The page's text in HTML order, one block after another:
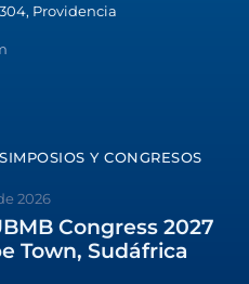
Providencia
Y CONGRESOS
2026
Congress 2027
Town, Sudáfrica